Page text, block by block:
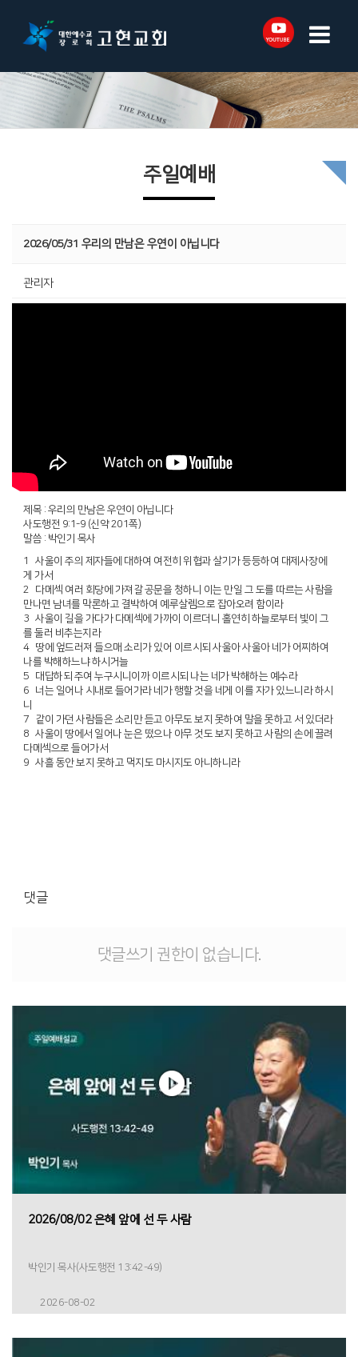
주일예배
2026/05/31 우리의 만남은 우연이 아닙니다
관리자
제목 : 우리의 만남은 우연이 아닙니다
사도행전 9:1-9 (신약 201쪽)
말씀 : 박인기 목사
1 사울이 주의 제자들에 대하여 여전히 위협과 살기가 등등하여 대제사장에
게 가서
2 다메섹 여러 회당에 가져갈 공문을 청하니 이는 만일 그 도를 따르는 사람을
만나면 남녀를 막론하고 결박하여 예루살렘으로 잡아오려 함이라
3 사울이 길을 가다가 다메섹에 가까이 이르더니 홀연히 하늘로부터 빛이 그
를 둘러 비추는지라
4 땅에 엎드러져 들으매 소리가 있어 이르시되 사울아 사울아 네가 어찌하여
나를 박해하느냐 하시거늘
5 대답하되 주여 누구시니이까 이르시되 나는 네가 박해하는 예수라
6 너는 일어나 시내로 들어가라 네가 행할 것을 네게 이를 자가 있느니라 하시
니
7 같이 가던 사람들은 소리만 듣고 아무도 보지 못하여 말을 못하고 서 있더라
8 사울이 땅에서 일어나 눈은 떴으나 아무 것도 보지 못하고 사람의 손에 끌려
다메섹으로 들어가서
9 사흘 동안 보지 못하고 먹지도 마시지도 아니하니라
댓글
댓글쓰기 권한이 없습니다.
2026/08/02 은혜 앞에 선 두 사람
박인기 목사(사도행전 13:42-49)
2026-08-02